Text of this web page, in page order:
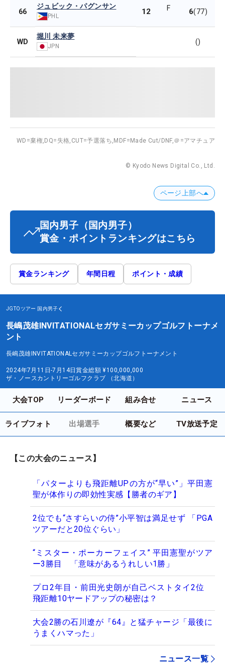
66
ジュビック・パグンサン
PHL 12 F 6(77)
WD
堀川 未来夢
JPN
()
WD=棄権, DQ=失格, CUT=予選落ち, MDF=Made Cut/DNF,＠=アマチュア
© Kyodo News Digital Co., Ltd.
ページ上部へ
国内男子 （国内男子）
賞金・ポイントランキングはこちら
賞金ランキング 年間日程 ポイント・成績
JGTOツアー 国内男子
長嶋茂雄INVITATIONALセガサミーカップゴルフトーナメ
ント
長嶋茂雄INVITATIONALセガサミーカップゴルフトーナメント
2024年7月11日-7月14日賞金総額 ¥100,000,000
ザ・ノースカントリーゴルフクラブ （北海道）
大会TOP リーダーボード 組み合せ ニュース
ライブフォト 出場選手 概要など TV放送予定
【この大会のニュース】
「パターよりも飛距離UPの方が“早い”」平田憲
聖が体作りの即効性実感【勝者のギア】
2位でも“さすらいの侍”小平智は満足せず 「PGA
ツアーだと20位ぐらい」
“ミスター・ポーカーフェイス” 平田憲聖がツア
ー3勝目 「意味があるうれしい1勝」
プロ2年目・前田光史朗が自己ベストタイ2位
飛距離10ヤードアップの秘密は？
大会2勝の石川遼が『64』と猛チャージ「最後に
うまくハマった」
ニュース一覧